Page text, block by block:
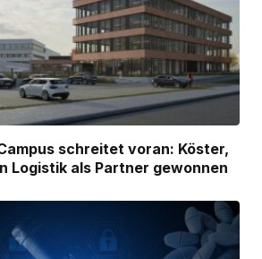
schreitet voran: Köster,
Logistik als Partner gewonnen